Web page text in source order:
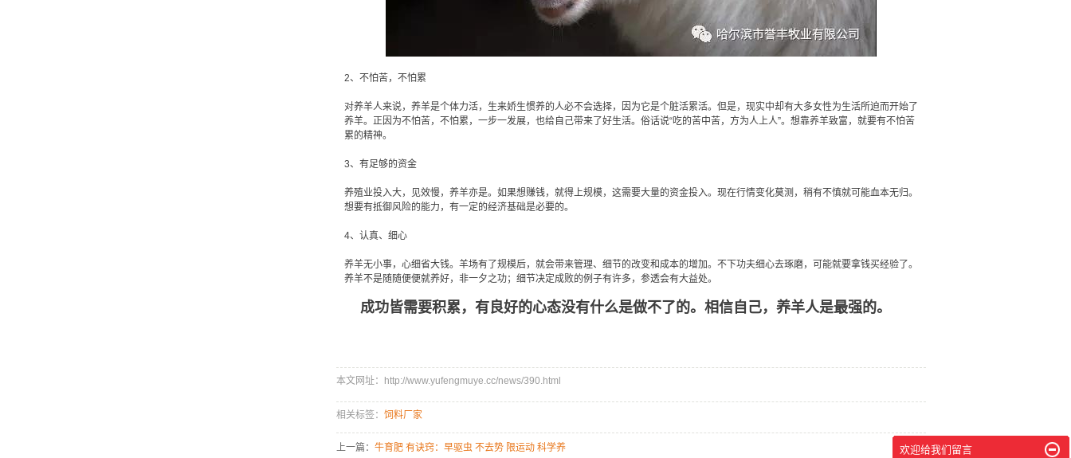
2、不怕苦，不怕累
对养羊人来说，养羊是个体力活，生来娇生惯养的人必不会选择，因为它是个脏活累活。但是，现实中却有大多女性为生活所迫而开始了
养羊。正因为不怕苦，不怕累，一步一发展，也给自己带来了好生活。俗话说“吃的苦中苦，方为人上人”。想靠养羊致富，就要有不怕苦
累的精神。
3、有足够的资金
养殖业投入大，见效慢，养羊亦是。如果想赚钱，就得上规模，这需要大量的资金投入。现在行情变化莫测，稍有不慎就可能血本无归。
想要有抵御风险的能力，有一定的经济基础是必要的。
4、认真、细心
养羊无小事，心细省大钱。羊场有了规模后，就会带来管理、细节的改变和成本的增加。不下功夫细心去琢磨，可能就要拿钱买经验了。
养羊不是随随便便就养好，非一夕之功；细节决定成败的例子有许多，参透会有大益处。
成功皆需要积累，有良好的心态没有什么是做不了的。相信自己，养羊人是最强的。
本文网址：http://www.yufengmuye.cc/news/390.html
相关标签： 饲料厂家
上一篇： 牛育肥 有诀窍：早驱虫 不去势 限运动 科学养 欢迎给我们留言